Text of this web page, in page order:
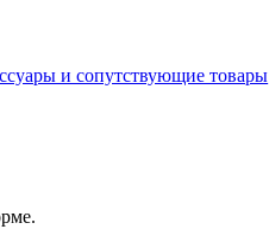
и сопутствующие товары